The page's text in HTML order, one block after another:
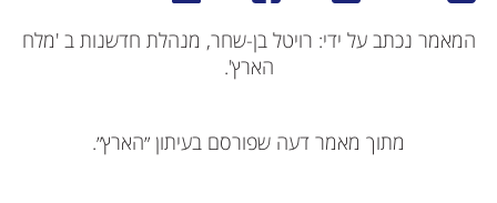
המאמר נכתב על ידי: רויטל בן-שחר, מנהלת חדשנות ב 'מלח
הארץ'.
מתוך מאמר דעה שפורסם בעיתון ״הארץ״.